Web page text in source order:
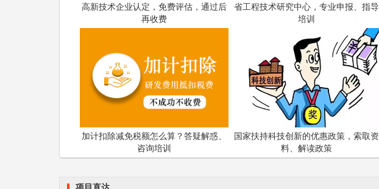
高新技术企业认定，免费评估，通过后
再收费
省工程技术研究中心，专业申报、指导
培训
加计扣除减免税额怎么算？答疑解惑、
咨询培训
国家扶持科技创新的优惠政策，索取资
料、解读政策